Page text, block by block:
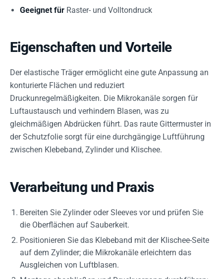
Geeignet für Raster- und Volltondruck
Eigenschaften und Vorteile
Der elastische Träger ermöglicht eine gute Anpassung an
konturierte Flächen und reduziert
Druckunregelmäßigkeiten. Die Mikrokanäle sorgen für
Luftaustausch und verhindern Blasen, was zu
gleichmäßigen Abdrücken führt. Das raute Gittermuster in
der Schutzfolie sorgt für eine durchgängige Luftführung
zwischen Klebeband, Zylinder und Klischee.
Verarbeitung und Praxis
Bereiten Sie Zylinder oder Sleeves vor und prüfen Sie
die Oberflächen auf Sauberkeit.
Positionieren Sie das Klebeband mit der Klischee-Seite
auf dem Zylinder; die Mikrokanäle erleichtern das
Ausgleichen von Luftblasen.